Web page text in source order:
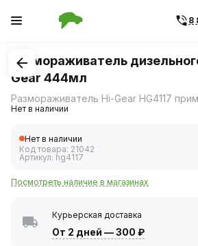
8
1/1
Размораживатель
Gear 444мл
Нет в наличии
Нет в наличии
Код товара: 21042
Артикул: hg4117
Посмотреть наличие в магазинах
Курьерская доставка
От 2 дней —300 ₽